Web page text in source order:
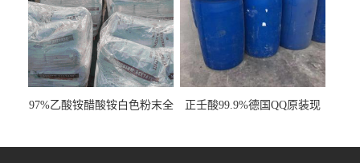
97%乙酸铵醋酸铵白色粉末全
正壬酸99.9%德国QQ原装现